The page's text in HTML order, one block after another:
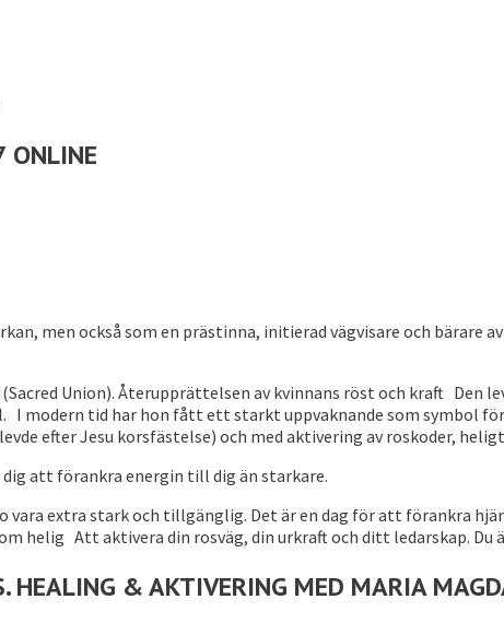
ONLINE
men också som en prästinna, initierad vägvisare och bärare
Union). Återupprättelsen av kvinnans röst och kraft Den
modern tid har hon fått ett starkt uppvaknande som symbol
efter Jesu korsfästelse) och med aktivering av roskoder,
dig att förankra energin till dig än starkare.
vara extra stark och tillgänglig. Det är en dag för att förankra
helig Att aktivera din rosväg, din urkraft och ditt ledarskap. Du
HEALING & AKTIVERING MED MARIA